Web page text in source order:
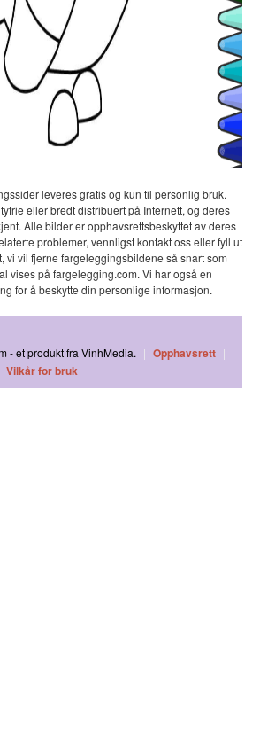
leveres gratis og kun til personlig bruk.
eller bredt distribuert på Internett, og deres
Alle bilder er opphavsrettsbeskyttet av deres
problemer, vennligst kontakt oss eller fyll ut
vi vil fjerne fargeleggingsbildene så snart som
vises på fargelegging.com. Vi har også en
for å beskytte din personlige informasjon.
- et produkt fra VinhMedia. | Opphavsrett |
Vilkår for bruk